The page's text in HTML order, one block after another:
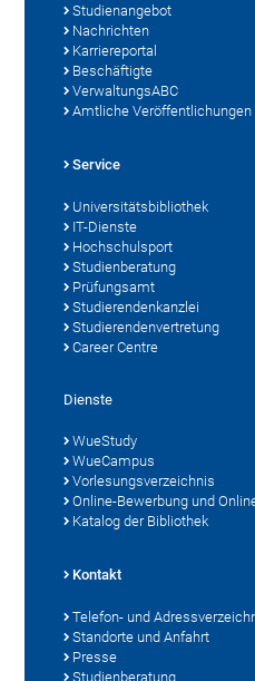
Studienangebot
Nachrichten
Karriereportal
Beschäftigte
VerwaltungsABC
Amtliche Veröffentlichungen
Service
Universitätsbibliothek
IT-Dienste
Hochschulsport
Studienberatung
Prüfungsamt
Studierendenkanzlei
Studierendenvertretung
Career Centre
Dienste
WueStudy
WueCampus
Vorlesungsverzeichnis
Online-Bewerbung und
Katalog der Bibliothek
Kontakt
Telefon- und
Standorte und Anfahrt
Presse
Studienberatung